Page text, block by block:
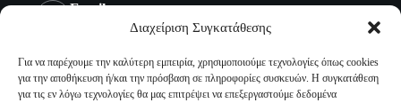
Διαχείριση Συγκατάθεσης
Για να παρέχουμε την καλύτερη εμπειρία, χρησιμοποιούμε τεχνολογίες όπως cookies
για την αποθήκευση ή/και την πρόσβαση σε πληροφορίες συσκευών. Η συγκατάθεση
για τις εν λόγω τεχνολογίες θα μας επιτρέψει να επεξεργαστούμε δεδομένα
Email:
sales@malenashop.gr
Πληροφορίες